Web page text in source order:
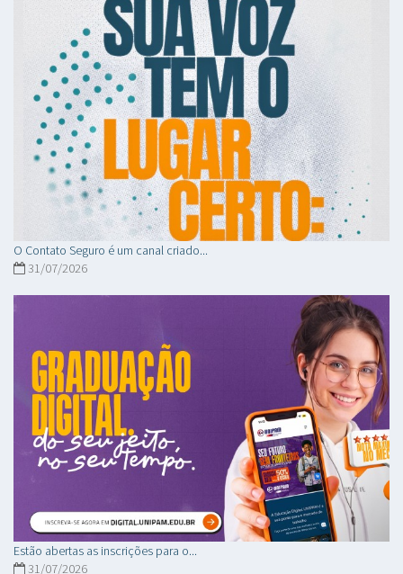
O Contato Seguro é um canal criado...
31/07/2026
Estão abertas as inscrições para o...
31/07/2026